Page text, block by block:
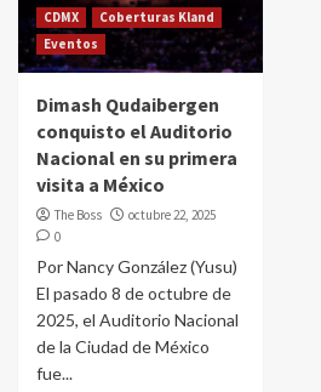
CDMX
Coberturas Kland
Eventos
Dimash Qudaibergen
conquisto el Auditorio
Nacional en su primera
visita a México
The Boss
octubre 22, 2025
0
Por Nancy González (Yusu)
El pasado 8 de octubre de
2025, el Auditorio Nacional
de la Ciudad de México
fue...